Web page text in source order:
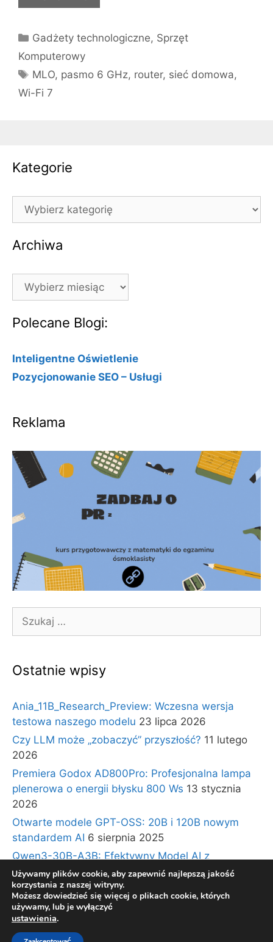
Kategorie
Gadżety technologiczne, Sprzęt
Komputerowy
Tagi
MLO, pasmo 6 GHz, router, sieć domowa,
Wi-Fi 7
Kategorie
Kategorie
Archiwa
Archiwa
Polecane Blogi:
Inteligentne Oświetlenie
Pozycjonowanie SEO – Usługi
Reklama
Szukaj:
Ostatnie wpisy
Ania_11B_Research_Preview: Wczesna wersja
testowa naszego modelu 23 lipca 2026
Czy LLM może „zobaczyć” przyszłość? 11 lutego
2026
Premiera Godox AD800Pro: Profesjonalna lampa
plenerowa o energii błysku 800 Ws 13 stycznia
2026
Otwarte modele GPT-OSS: 20B i 120B nowym
standardem AI 6 sierpnia 2025
Qwen3-30B-A3B: Efektywny Model AI z
Architekturą Ekspertów i Długim Kontekstem 30
lipca 2025
Używamy plików cookie, aby zapewnić najlepszą jakość
korzystania z naszej witryny.
Możesz dowiedzieć się więcej o plikach cookie, których
używamy, lub je wyłączyć
ustawienia.